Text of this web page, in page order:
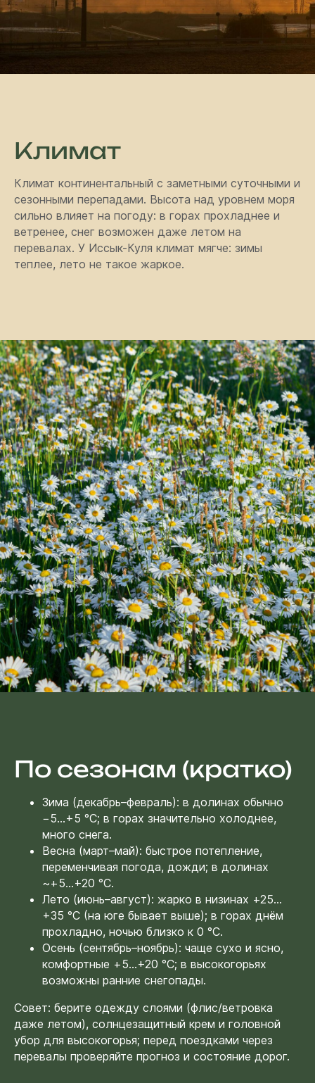
Климат
Климат континентальный с заметными суточными и
сезонными перепадами. Высота над уровнем моря
сильно влияет на погоду: в горах прохладнее и
ветренее, снег возможен даже летом на
перевалах. У Иссык-Куля климат мягче: зимы
теплее, лето не такое жаркое.
По сезонам (кратко)
Зима (декабрь–февраль): в долинах обычно
−5…+5 °C; в горах значительно холоднее,
много снега.
Весна (март–май): быстрое потепление,
переменчивая погода, дожди; в долинах
~+5…+20 °C.
Лето (июнь–август): жарко в низинах +25…
+35 °C (на юге бывает выше); в горах днём
прохладно, ночью близко к 0 °C.
Осень (сентябрь–ноябрь): чаще сухо и ясно,
комфортные +5…+20 °C; в высокогорьях
возможны ранние снегопады.
Совет: берите одежду слоями (флис/ветровка
даже летом), солнцезащитный крем и головной
убор для высокогорья; перед поездками через
перевалы проверяйте прогноз и состояние дорог.
СВЯЖИТЕСЬ
С НАМИ
О нас
Статьи
Услуги
Туры
Политика
конфиденциальности
самом центре
Контакты
+996 500 74 75 63
partner@off-roadtour.com
ООО «Off Road Tours» 2026
© Все права защищены
Есть вопросы или нужна
дополнительная информация?
Используйте форму ниже, чтобы
связаться с нами напрямую.
+996
Нажимая кнопку, вы соглашаетесь